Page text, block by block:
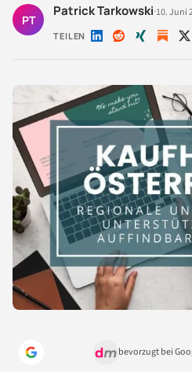
PT
Patrick Tarkowski·10. Juni
TEILEN Auf Auf Auf
bevorzugt bei